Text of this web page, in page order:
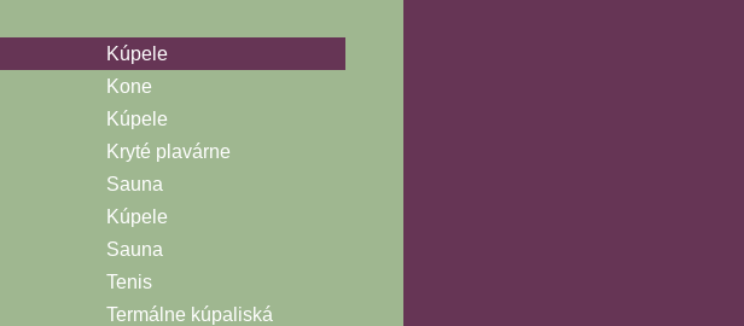
Kúpele
Kone
Kúpele
Kryté plavárne
Sauna
Kúpele
Sauna
Tenis
Termálne kúpaliská